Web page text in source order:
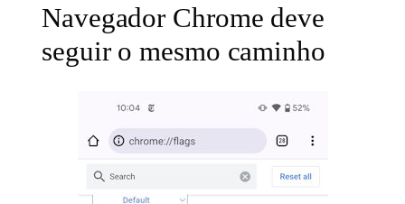
Navegador Chrome deve
seguir o mesmo caminho